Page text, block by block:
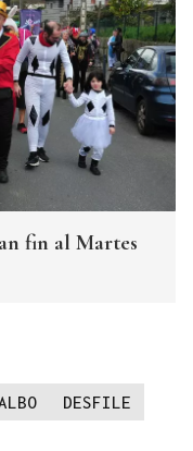
fin al Martes
DESFILE